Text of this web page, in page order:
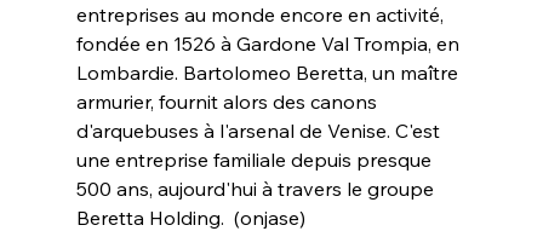
entreprises au monde encore en activité,
fondée en 1526 à Gardone Val Trompia, en
Lombardie. Bartolomeo Beretta, un maître
armurier, fournit alors des canons
d'arquebuses à l'arsenal de Venise. C'est
une entreprise familiale depuis presque
500 ans, aujourd'hui à travers le groupe
Beretta Holding.  (onjase)